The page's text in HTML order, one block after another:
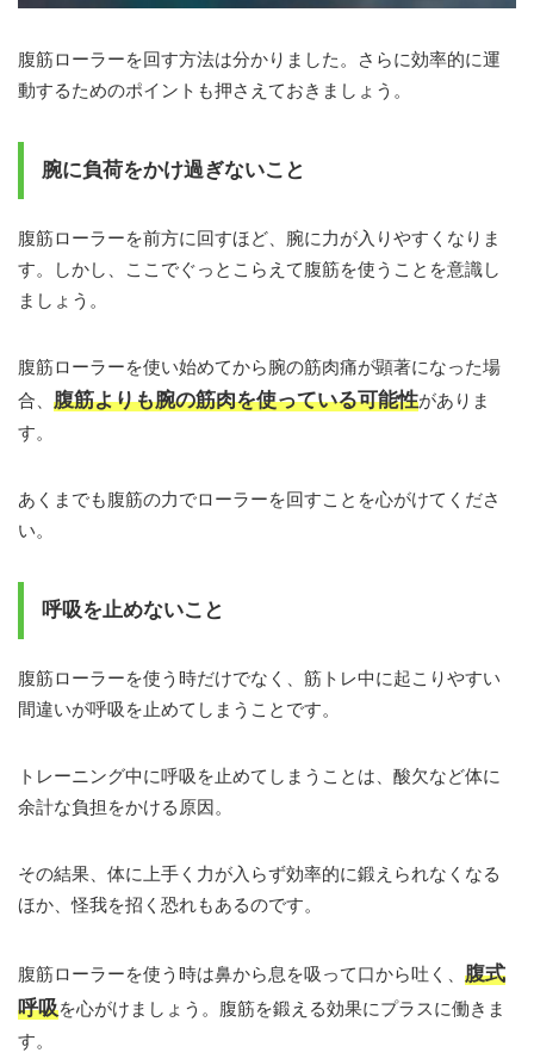
腹筋ローラーを回す方法は分かりました。さらに効率的に運
動するためのポイントも押さえておきましょう。
腕に負荷をかけ過ぎないこと
腹筋ローラーを前方に回すほど、腕に力が入りやすくなりま
す。しかし、ここでぐっとこらえて腹筋を使うことを意識し
ましょう。
腹筋ローラーを使い始めてから腕の筋肉痛が顕著になった場
合、 腹筋よりも腕の筋肉を使っている可能性がありま
す。
あくまでも腹筋の力でローラーを回すことを心がけてくださ
い。
呼吸を止めないこと
腹筋ローラーを使う時だけでなく、筋トレ中に起こりやすい
間違いが呼吸を止めてしまうことです。
トレーニング中に呼吸を止めてしまうことは、酸欠など体に
余計な負担をかける原因。
その結果、体に上手く力が入らず効率的に鍛えられなくなる
ほか、怪我を招く恐れもあるのです。
腹筋ローラーを使う時は鼻から息を吸って口から吐く、 腹式
呼吸を心がけましょう。腹筋を鍛える効果にプラスに働きま
す。